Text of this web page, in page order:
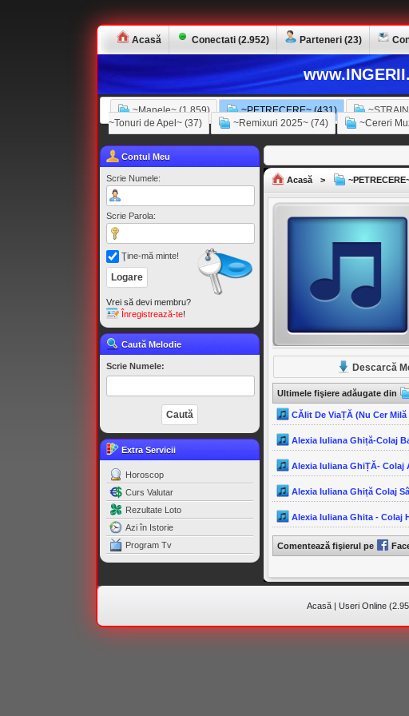
Acasă Conectati (2.952) Parteneri (23)
~Manele~ (1.859) ~PETRECERE~ (431)
~Tonuri de Apel~ (37)
~Remixuri 2025~ (74) ~Cereri
Contul Meu
Scrie Numele:
Scrie Parola:
Ţine-mă minte!
Vrei să devi membru?
Înregistrează-te!
Caută Melodie
Scrie Numele:
Extra Servicii
Horoscop
Curs Valutar
Rezultate Loto
Azi în Istorie
Program Tv
Acasă >
Descarcă
Ultimele fişiere adăugate din
CĂlit De ViaȚĂ (Nu Cer
Alexia Iuliana Ghiță-Colaj
Alexia Iuliana GhiȚĂ- Colaj
Alexia Iuliana Ghiță Colaj
Alexia Iuliana Ghita - Colaj
Comentează fişierul pe
Acasă| Useri Online